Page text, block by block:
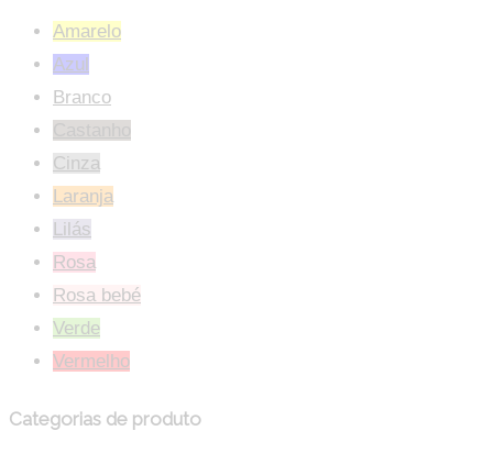
Amarelo
Azul
Branco
Cinza
Laranja
Lilás
Rosa
Rosa bebé
Verde
Vermelho
Categorias de produto